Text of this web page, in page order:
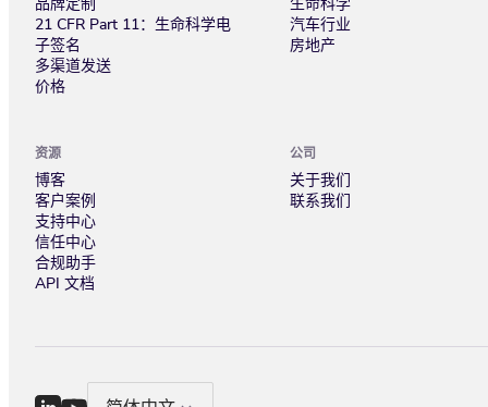
21 CFR Part 11：生命科学电
子签名
多渠道发送
价格
汽车行业
房地产
资源
博客
客户案例
支持中心
信任中心
合规助手
API 文档
公司
关于我们
联系我们